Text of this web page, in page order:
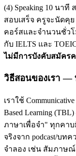
(4) Speaking 10 นา
สอบเสร็จ ครูจะนัดคุ
คอร์สและจำนวนชั่ว
กับ IELTS และ
ไม่มีการบังคับสมัคร
วิธีสอนของเรา —
เราใช้
Based Learning
ภาษาเพื่อจำ" ทุกคาบ
จริงจาก podcast/บท
จำลอง เช่น สัมภาษณ์